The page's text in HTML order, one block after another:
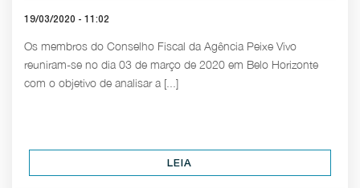
19/03/2020 - 11:02
Os membros do Conselho Fiscal da Agência Peixe Vivo
reuniram-se no dia 03 de março de 2020 em Belo Horizonte
com o objetivo de analisar a [...]
LEIA